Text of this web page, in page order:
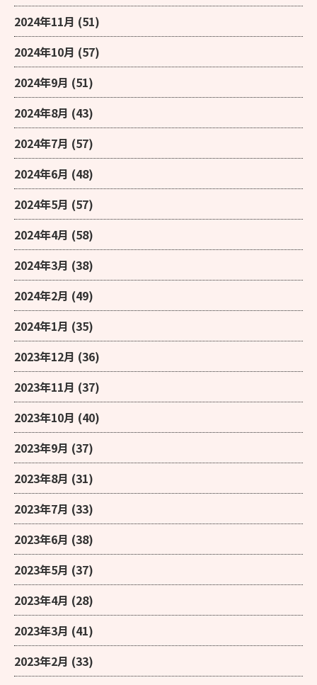
2024年11月 (51)
2024年10月 (57)
2024年9月 (51)
2024年8月 (43)
2024年7月 (57)
2024年6月 (48)
2024年5月 (57)
2024年4月 (58)
2024年3月 (38)
2024年2月 (49)
2024年1月 (35)
2023年12月 (36)
2023年11月 (37)
2023年10月 (40)
2023年9月 (37)
2023年8月 (31)
2023年7月 (33)
2023年6月 (38)
2023年5月 (37)
2023年4月 (28)
2023年3月 (41)
2023年2月 (33)